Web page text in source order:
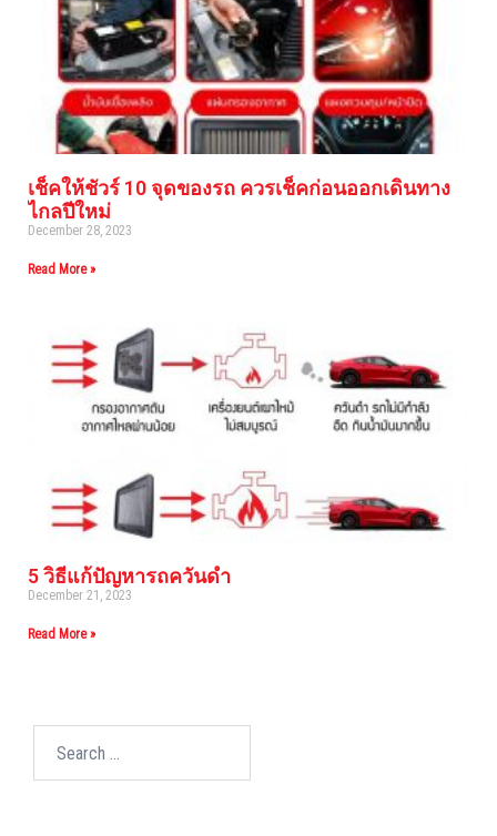
เช็คให้ชัวร์ 10 จุดของรถ ควรเช็คก่อนออกเดินทาง
ไกลปีใหม่
December 28, 2023
Read More »
5 วิธีแก้ปัญหารถควันดำ
December 21, 2023
Read More »